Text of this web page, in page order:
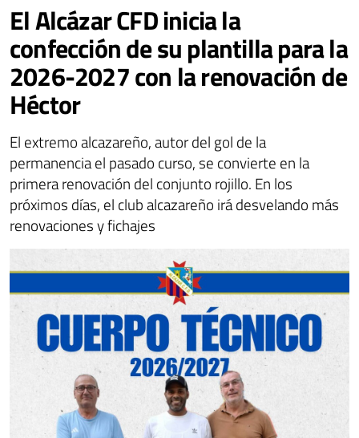
El Alcázar CFD inicia la
confección de su plantilla para la
2026-2027 con la renovación de
Héctor
El extremo alcazareño, autor del gol de la
permanencia el pasado curso, se convierte en la
primera renovación del conjunto rojillo. En los
próximos días, el club alcazareño irá desvelando más
renovaciones y fichajes